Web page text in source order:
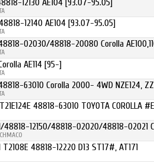
12130 AE104 [93.07-95.05]
12140 AE104 [93.07-95.05]
02030/48818-20080 Corolla
AE114 [95-]
63010 Corolla 2000- 4WD NZE124,
48818-63010 TOYOTA COROLLA
12150/48818-02020/48818-02021
48818-12220 D13 ST17#, AT171